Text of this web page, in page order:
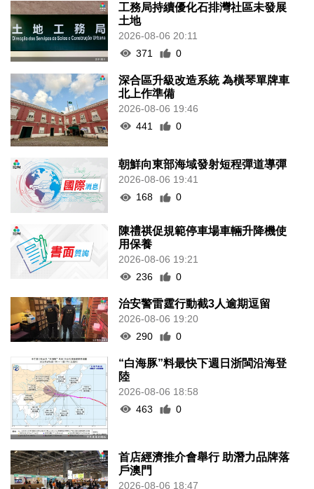
工務局持續優化石排灣社區未發展
土地
2026-08-06 20:11
371
0
深合區升級改造系統 為橫琴單牌車
北上作準備
2026-08-06 19:46
441
0
朝鮮向東部海域發射短程彈道導彈
2026-08-06 19:41
168
0
陳禮祺促規範停車場車輛升降機使
用保養
2026-08-06 19:21
236
0
治安警雷霆行動截3人逾期逗留
2026-08-06 19:20
290
0
“白海豚”料最快下週日浙閩沿海登
陸
2026-08-06 18:58
463
0
首店經濟推介會舉行 助潛力品牌落
戶澳門
2026-08-06 18:47